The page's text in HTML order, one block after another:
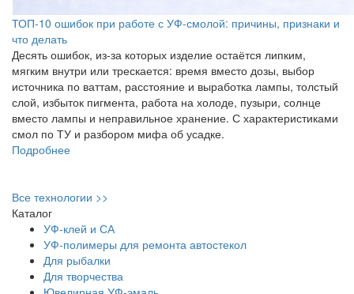
ТОП-10 ошибок при работе с УФ-смолой: причины, признаки и
что делать
Десять ошибок, из-за которых изделие остаётся липким,
мягким внутри или трескается: время вместо дозы, выбор
источника по ваттам, расстояние и выработка лампы, толстый
слой, избыток пигмента, работа на холоде, пузыри, солнце
вместо лампы и неправильное хранение. С характеристиками
смол по ТУ и разбором мифа об усадке.
Подробнее
Все технологии >>
Каталог
УФ-клей и СА
УФ-полимеры для ремонта автостекол
Для рыбалки
Для творчества